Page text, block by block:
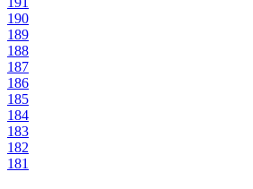
190
189
188
187
186
185
184
183
182
181